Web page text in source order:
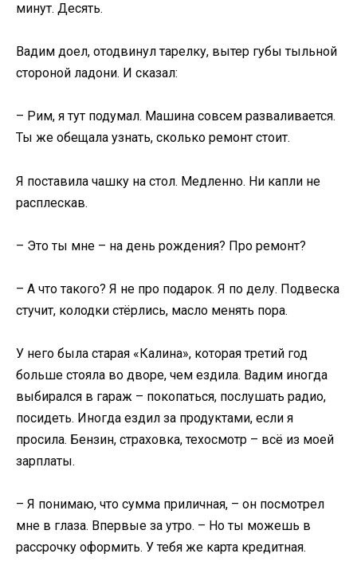
минут. Десять.
Вадим доел, отодвинул тарелку, вытер губы тыльной
стороной ладони. И сказал:
– Рим, я тут подумал. Машина совсем разваливается.
Ты же обещала узнать, сколько ремонт стоит.
Я поставила чашку на стол. Медленно. Ни капли не
расплескав.
– Это ты мне – на день рождения? Про ремонт?
– А что такого? Я не про подарок. Я по делу. Подвеска
стучит, колодки стёрлись, масло менять пора.
У него была старая «Калина», которая третий год
больше стояла во дворе, чем ездила. Вадим иногда
выбирался в гараж – покопаться, послушать радио,
посидеть. Иногда ездил за продуктами, если я
просила. Бензин, страховка, техосмотр – всё из моей
зарплаты.
– Я понимаю, что сумма приличная, – он посмотрел
мне в глаза. Впервые за утро. – Но ты можешь в
рассрочку оформить. У тебя же карта кредитная.